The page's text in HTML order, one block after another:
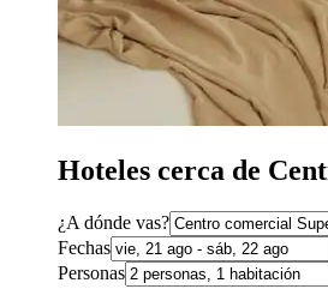
Hoteles cerca de
¿A dónde vas?
Fechas
Personas